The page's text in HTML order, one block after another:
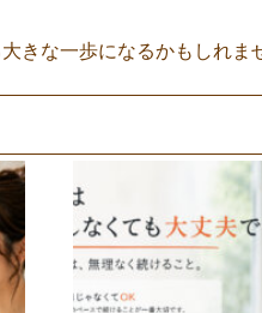
きな一歩になるかもしれま